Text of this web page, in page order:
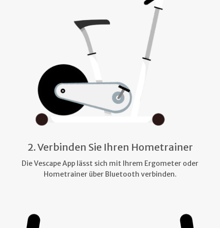
2. Verbinden Sie Ihren Hometrainer
Die Vescape App lässt sich mit Ihrem Ergometer oder
Hometrainer über Bluetooth verbinden.